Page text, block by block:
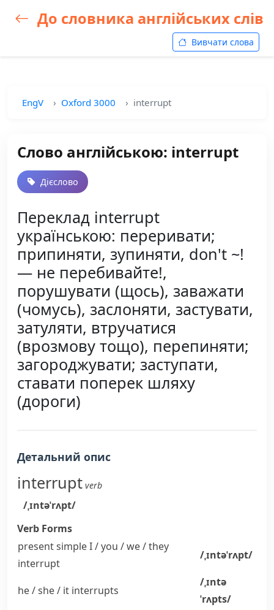
До словника англійських слів
Вивчати слова
EngV Oxford 3000 interrupt
Слово англійською: interrupt
Дієслово
Переклад interrupt
українською: переривати;
припиняти, зупиняти, don't ~!
— не перебивайте!,
порушувати (щось), заважати
(чомусь), заслоняти, застувати,
затуляти, втручатися
(врозмову тощо), перепиняти;
загороджувати; заступати,
ставати поперек шляху
(дороги)
Детальний опис
interrupt verb
/ˌɪntəˈrʌpt/
Verb Forms
present simple I / you / we / they
interrupt
/ˌɪntəˈrʌpt/
he / she / it interrupts
/ˌɪntə
ˈrʌpts/